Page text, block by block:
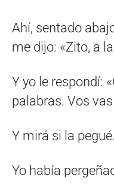
Ahí, sentado
me dijo: «Zito, a
Y yo le respondí:
palabras. Vos
Y mirá si la pegué.
Yo había